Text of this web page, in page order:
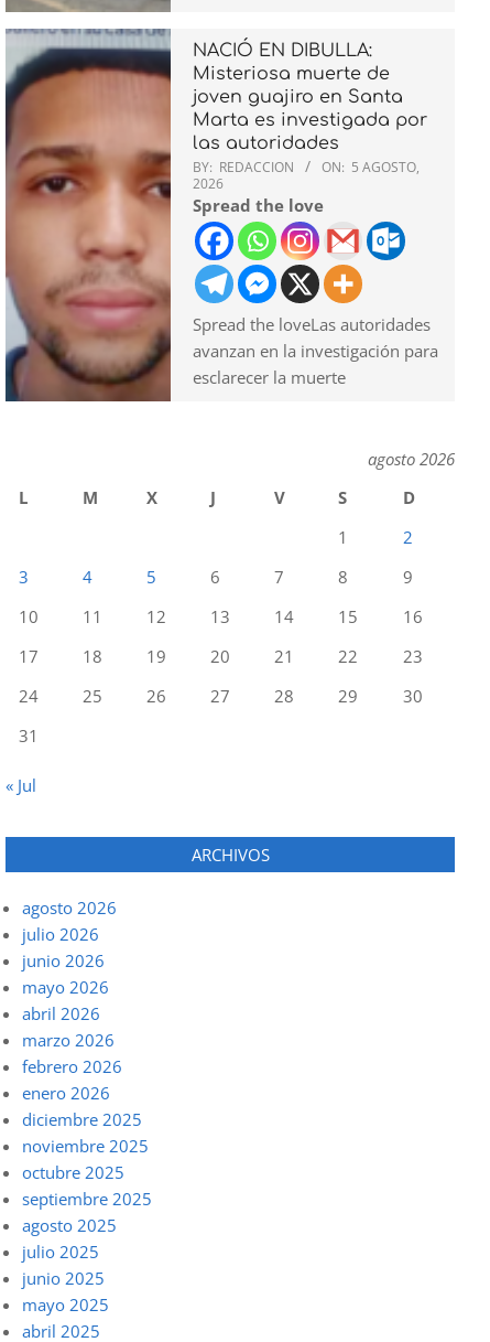
NACIÓ EN DIBULLA:
Misteriosa muerte de
joven guajiro en Santa
Marta es investigada por
las autoridades
BY: REDACCION ON: 5 AGOSTO,
2026
Spread the love
Spread the loveLas autoridades
avanzan en la investigación para
esclarecer la muerte
agosto 2026
L
M X J V S
D
1
2
3
4 5 6 7 8
9
10
11 12 13 14 15
16
17
18 19 20 21 22
23
24
25 26 27 28 29
30
31
« Jul
ARCHIVOS
agosto 2026
julio 2026
junio 2026
mayo 2026
abril 2026
marzo 2026
febrero 2026
enero 2026
diciembre 2025
noviembre 2025
octubre 2025
septiembre 2025
agosto 2025
julio 2025
junio 2025
mayo 2025
abril 2025